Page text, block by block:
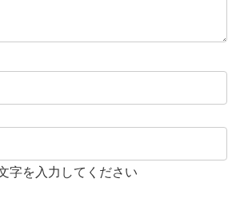
字を入力してください